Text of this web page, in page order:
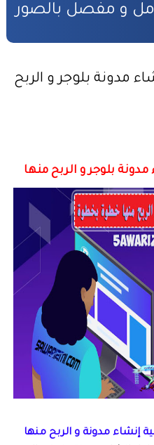
اليوتيب
مدونة بلوجر و الربح
بلوجر و الربح منها
إنشاء مدونة و الربح منها